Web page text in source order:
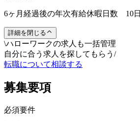
6ヶ月経過後の年次有給休暇日数 10日
詳細を閉じる
\ハローワークの求人も一括管理
自分に合う求人を探してもらう /
転職について相談する
募集要項
必須要件